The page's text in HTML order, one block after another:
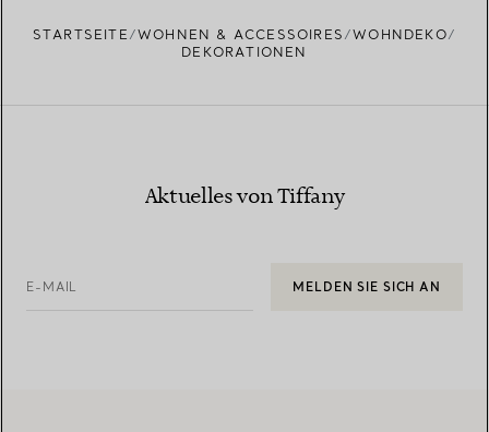
STARTSEITE WOHNEN & ACCESSOIRES
WOHNDEKO
DEKORATIONEN
Aktuelles von Tiffany
E-MAIL MELDEN SIE SICH AN